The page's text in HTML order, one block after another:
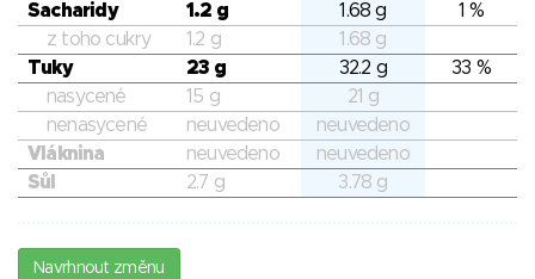
Sacharidy
1.2 g 1.68 g
1 %
z toho cukry
1.2 g
1.68 g
Tuky
23 g 32.2 g
33 %
nasycené
15 g
21 g
nenasycené
neuvedeno
neuvedeno
Vláknina
neuvedeno
neuvedeno
Sůl
2.7 g 3.78 g
Navrhnout změnu